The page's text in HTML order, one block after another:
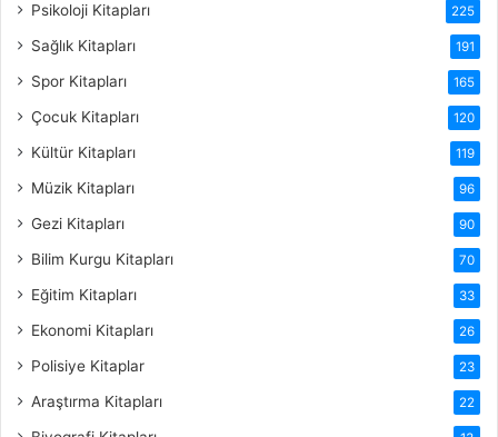
Psikoloji Kitapları 225
Sağlık Kitapları 191
Spor Kitapları 165
Çocuk Kitapları 120
Kültür Kitapları 119
Müzik Kitapları 96
Gezi Kitapları 90
Bilim Kurgu Kitapları 70
Eğitim Kitapları 33
Ekonomi Kitapları 26
Polisiye Kitaplar 23
Araştırma Kitapları 22